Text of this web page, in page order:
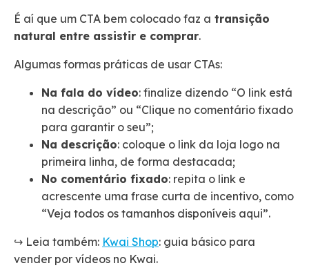
É aí que um CTA bem colocado faz a transição
natural entre assistir e comprar.
Algumas formas práticas de usar CTAs:
Na fala do vídeo: finalize dizendo “O link está
na descrição” ou “Clique no comentário fixado
para garantir o seu”;
Na descrição: coloque o link da loja logo na
primeira linha, de forma destacada;
No comentário fixado: repita o link e
acrescente uma frase curta de incentivo, como
“Veja todos os tamanhos disponíveis aqui”.
↪️ Leia também: Kwai Shop: guia básico para
vender por vídeos no Kwai.